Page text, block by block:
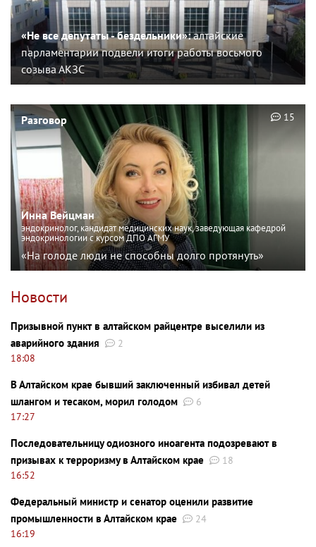
«Не все депутаты - бездельники»:алтайские
парламентарии подвели итоги работы восьмого
созыва АКЗС
Разговор
Инна Вейцман
эндокринолог, кандидат медицинских наук, заведующая кафедрой
эндокринологии с курсом ДПО АГМУ
«На голоде люди не способны долго протянуть»
15
Новости
Призывной пункт в алтайском райцентре выселили из
аварийного здания
2
18:08
В Алтайском крае бывший заключенный избивал детей
шлангом и тесаком, морил голодом
6
17:27
Последовательницу одиозного иноагента подозревают в
призывах к терроризму в Алтайском крае
18
16:52
Федеральный министр и сенатор оценили развитие
промышленности в Алтайском крае
24
16:19